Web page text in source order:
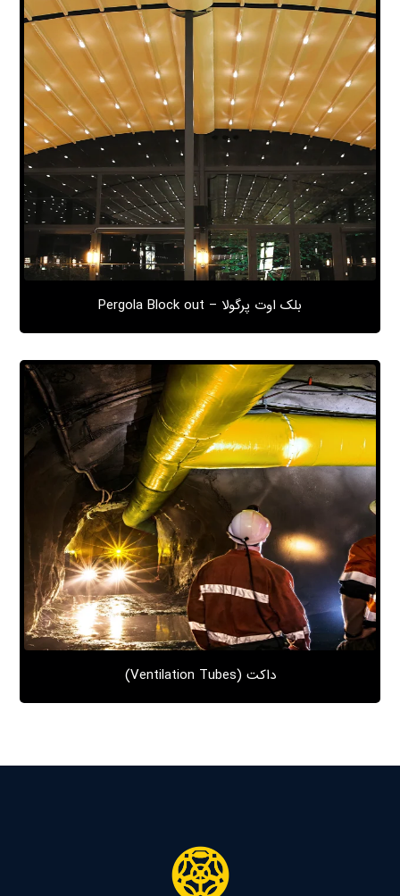
بلک اوت پرگولا – Pergola Block out
داکت (Ventilation Tubes)